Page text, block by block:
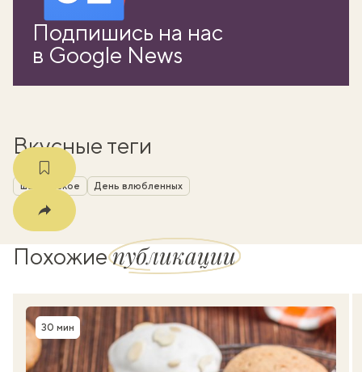
Подпишись на нас
в Google News
Вкусные теги
шампанское День влюбленных
Похожиепубликации
Время приготовления
30 мин